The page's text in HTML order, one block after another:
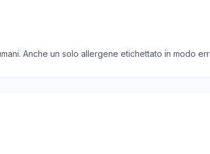
Anche un solo allergene etichettato in modo